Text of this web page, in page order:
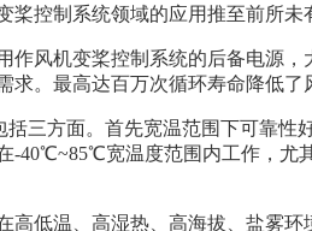
控制系统领域的应用推至前所未
风机变桨控制系统的后备电源
。最高达百万次循环寿命降低了
三方面。首先宽温范围下可靠
40℃~85℃宽温度范围内工作，尤
低温、高湿热、高海拔、盐雾